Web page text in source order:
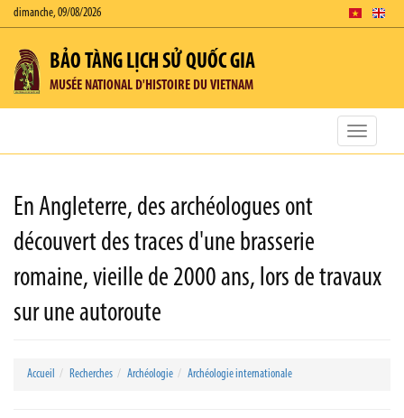
dimanche, 09/08/2026
BẢO TÀNG LỊCH SỬ QUỐC GIA
MUSÉE NATIONAL D'HISTOIRE DU VIETNAM
Toggle
En Angleterre, des archéologues ont
découvert des traces d'une brasserie
romaine, vieille de 2000 ans, lors de travaux
sur une autoroute
Accueil Recherches Archéologie Archéologie internationale